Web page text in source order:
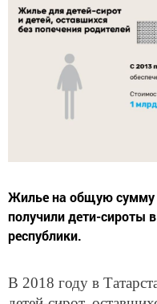
Жилье на общую сумму
получили дети-сироты
республики.
В 2018 году в